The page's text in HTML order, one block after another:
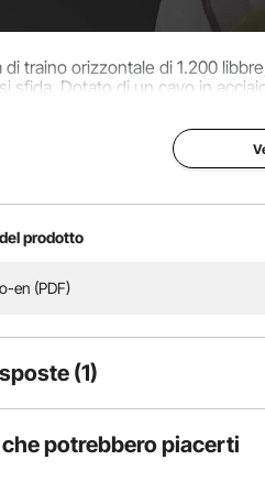
di traino orizzontale di 1.200
sfida. Dotato di un cavo in
prodotto
en (PDF)
(1)
potrebbero piacerti